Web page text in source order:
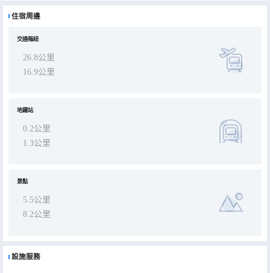
入住體驗！
住宿周邊
交通樞紐
26.8公里
16.9公里
地鐵站
0.2公里
1.3公里
景點
5.5公里
8.2公里
設施服務